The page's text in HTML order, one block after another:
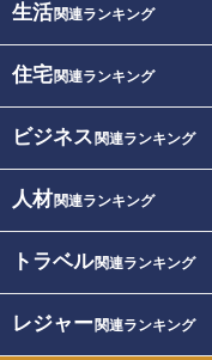
生活関連ランキング
住宅関連ランキング
ビジネス 関連ランキング
人材関連ランキング
トラベル関連ランキング
レジャー関連ランキング